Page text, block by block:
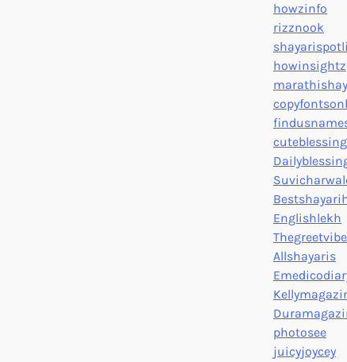
howzinfo
rizznook
howinsightz
Englishlekh
Allshayaris
photosee
juicyjoycey